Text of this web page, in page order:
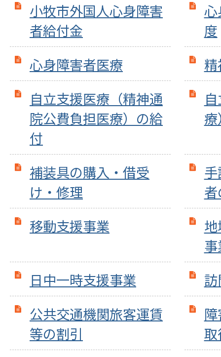
小牧市外国人心身障害
者給付金
度
心身障害者医療
自立支援医療（精神通
院公費負担医療）の給
付
補装具の購入・借受
け・修理
移動支援事業
日中一時支援事業
公共交通機関旅客運賃
等の割引